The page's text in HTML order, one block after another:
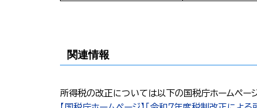
関連情報
所得税の改正については以下の国税庁ホームペー